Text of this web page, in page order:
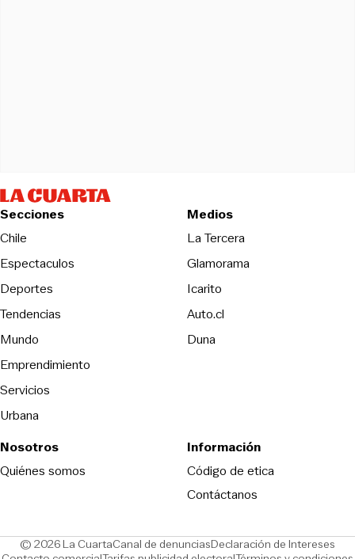
Secciones
Chile
Espectaculos
Deportes
Tendencias
Mundo
Emprendimiento
Servicios
Urbana
Medios
La TerceraOpens in new
Glamorama
Icarito
Auto.cl
DunaOpens in new window
Nosotros
Quiénes somos
Información
Código de eticaOpens in new
Contáctanos
© 2026 La CuartaCanal de denunciasOpens in new window
Declaración de Intereses